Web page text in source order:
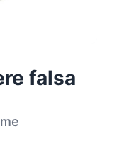
falsa